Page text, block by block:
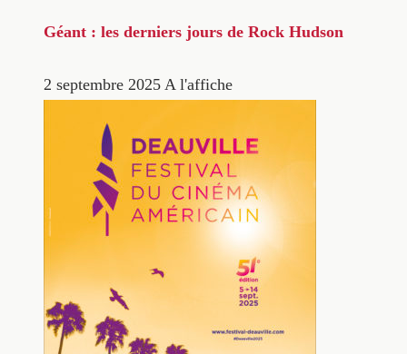
Géant : les derniers jours de Rock Hudson
2 septembre 2025 A l'affiche